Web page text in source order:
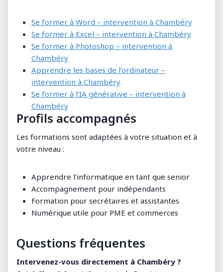
Se former à Word – intervention à Chambéry
Se former à Excel – intervention à Chambéry
Se former à Photoshop – intervention à
Chambéry
Apprendre les bases de l’ordinateur –
intervention à Chambéry
Se former à l’IA générative – intervention à
Chambéry
Profils accompagnés
Les formations sont adaptées à votre situation et à
votre niveau :
Apprendre l’informatique en tant que senior
Accompagnement pour indépendants
Formation pour secrétaires et assistantes
Numérique utile pour PME et commerces
Questions fréquentes
Intervenez-vous directement à Chambéry ?